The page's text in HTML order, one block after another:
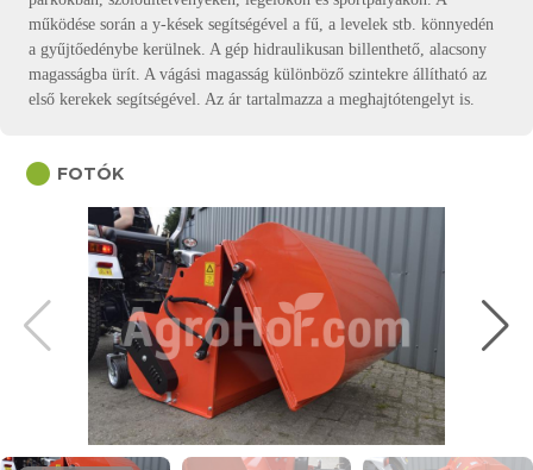
működése során a y-kések segítségével a fű, a levelek stb. könnyedén
a gyűjtőedénybe kerülnek. A gép hidraulikusan billenthető, alacsony
magasságba ürít. A vágási magasság különböző szintekre állítható az
első kerekek segítségével. Az ár tartalmazza a meghajtótengelyt is.
circle FOTÓK